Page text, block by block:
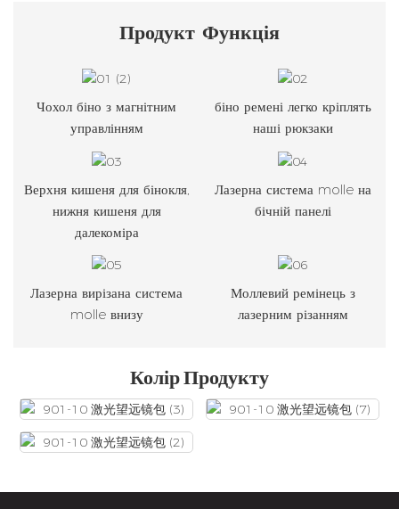
Продукт Функція
Чохол біно з магнітним
управлінням
біно ремені легко кріплять
наші рюкзаки
Верхня кишеня для бінокля,
нижня кишеня для
далекоміра
Лазерна система molle на
бічній панелі
Лазерна вирізана система
molle внизу
Моллевий ремінець з
лазерним різанням
Колір Продукту